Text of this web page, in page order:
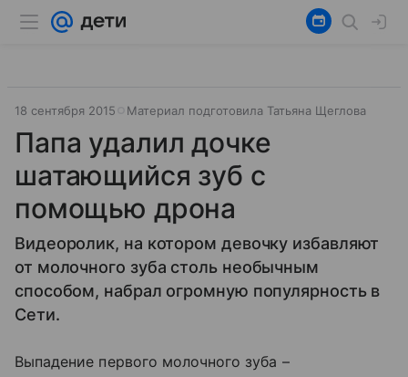
18 сентября 2015 Материал подготовила Татьяна Щеглова
Папа удалил дочке
шатающийся зуб с
помощью дрона
Видеоролик, на котором девочку избавляют
от молочного зуба столь необычным
способом, набрал огромную популярность в
Сети.
Выпадение первого молочного зуба –